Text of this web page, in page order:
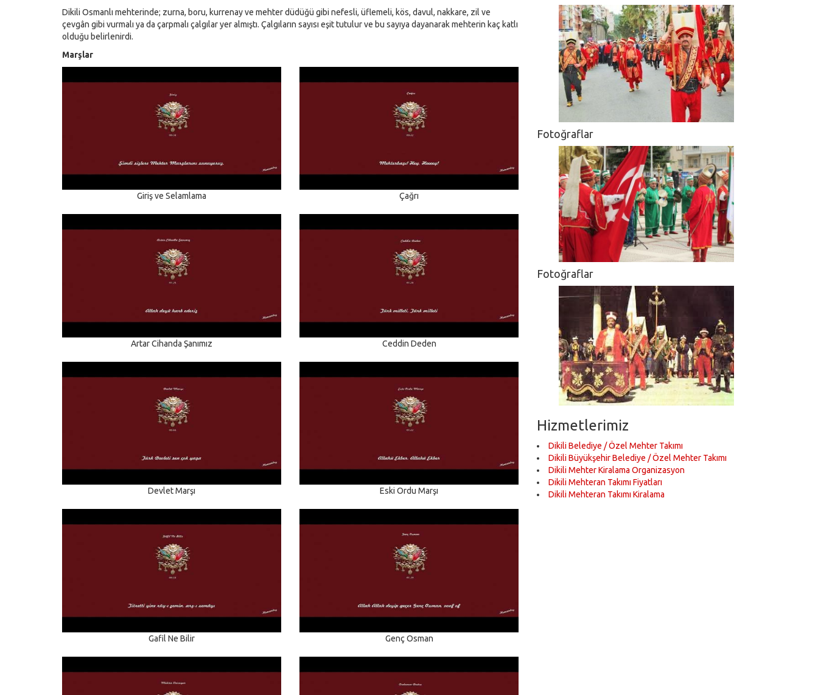
Dikili Osmanlı mehterinde; zurna, boru, kurrenay ve mehter düdüğü gibi nefesli, üflemeli, kös, davul, nakkare, zil ve
çevgân gibi vurmalı ya da çarpmalı çalgılar yer almıştı. Çalgıların sayısı eşit tutulur ve bu sayıya dayanarak mehterin kaç katlı
olduğu belirlenirdi.
Marşlar
Giriş ve Selamlama Çağrı
Artar Cihanda Şanımız Ceddin Deden
Devlet Marşı Eski Ordu Marşı
Gafil Ne Bilir Genç Osman
Fotoğraflar
Fotoğraflar
Hizmetlerimiz
Dikili Belediye / Özel Mehter Takımı
Dikili Büyükşehir Belediye / Özel Mehter Takımı
Dikili Mehter Kiralama Organizasyon
Dikili Mehteran Takımı Fiyatları
Dikili Mehteran Takımı Kiralama